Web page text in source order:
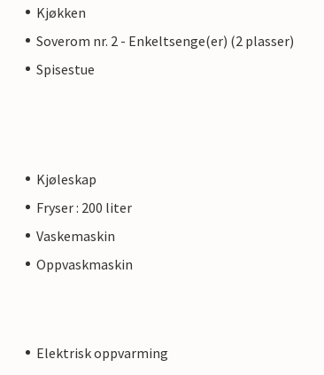
Kjøkken
Soverom nr. 2 - Enkeltsenge(er) (2 plasser)
Spisestue
Kjøleskap
Fryser : 200 liter
Vaskemaskin
Oppvaskmaskin
Elektrisk oppvarming